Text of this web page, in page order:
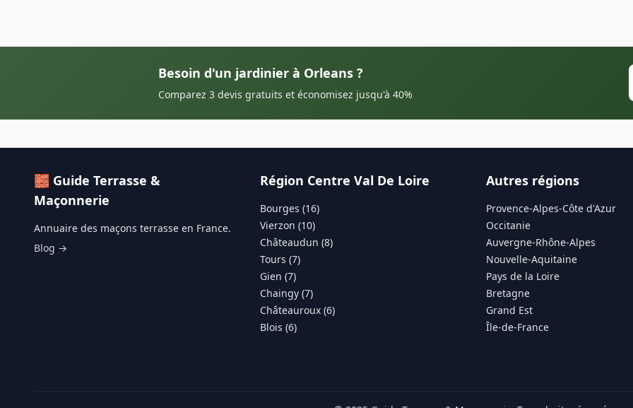
Besoin d'un jardinier à Orleans ?
Comparez 3 devis gratuits et économisez jusqu'à 40%
🧱 Guide Terrasse &
Maçonnerie
Annuaire des maçons terrasse en France.
Blog →
Région Centre Val De Loire
Bourges (16)
Vierzon (10)
Châteaudun (8)
Tours (7)
Gien (7)
Chaingy (7)
Châteauroux (6)
Blois (6)
Autres régions
Provence-Alpes-Côte d'Azur
Occitanie
Auvergne-Rhône-Alpes
Nouvelle-Aquitaine
Pays de la Loire
Bretagne
Grand Est
Île-de-France